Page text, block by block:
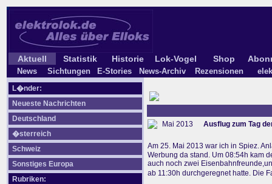
Aktuell Statistik Historie Lok-Vogel Shop
News Sichtungen E-Stories News-Archiv Rezensionen
L�nder:
Neueste Nachrichten
Deutschland
�sterreich
Schweiz
Sonstiges Europa
Rubriken:
Mai 2013 Ausflug zum Tag
Am 25. Mai 2013 war ich in Spiez.
Werbung da stand. Um 08:54h kam
auch noch zwei
ab 11:30h durchgeregnet hatte. Die